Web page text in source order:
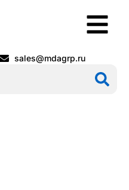
sales@mdagrp.ru